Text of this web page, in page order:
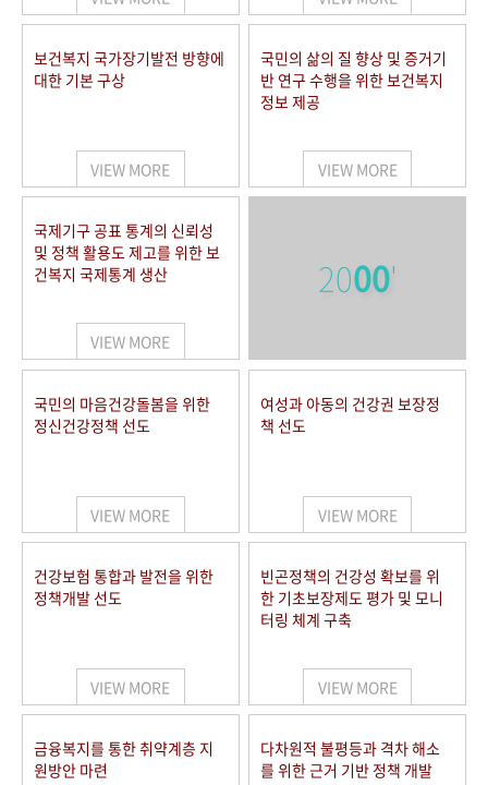
보건복지 국가장기발전 방향에
대한 기본 구상
VIEW MORE
국민의 삶의 질 향상 및 증거기
반 연구 수행을 위한 보건복지
정보 제공
VIEW MORE
국제기구 공표 통계의 신뢰성
및 정책 활용도 제고를 위한 보
건복지 국제통계 생산
VIEW MORE
2000'
국민의 마음건강돌봄을 위한
정신건강정책 선도
VIEW MORE
여성과 아동의 건강권 보장정
책 선도
VIEW MORE
건강보험 통합과 발전을 위한
정책개발 선도
VIEW MORE
빈곤정책의 건강성 확보를 위
한 기초보장제도 평가 및 모니
터링 체계 구축
VIEW MORE
금융복지를 통한 취약계층 지
원방안 마련
다차원적 불평등과 격차 해소
를 위한 근거 기반 정책 개발